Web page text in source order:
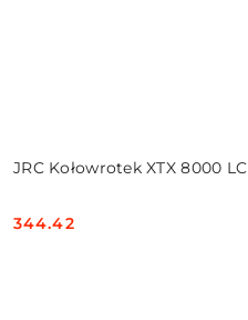
JRC Kołowrotek XTX 8000 LC
Cena:
344.42